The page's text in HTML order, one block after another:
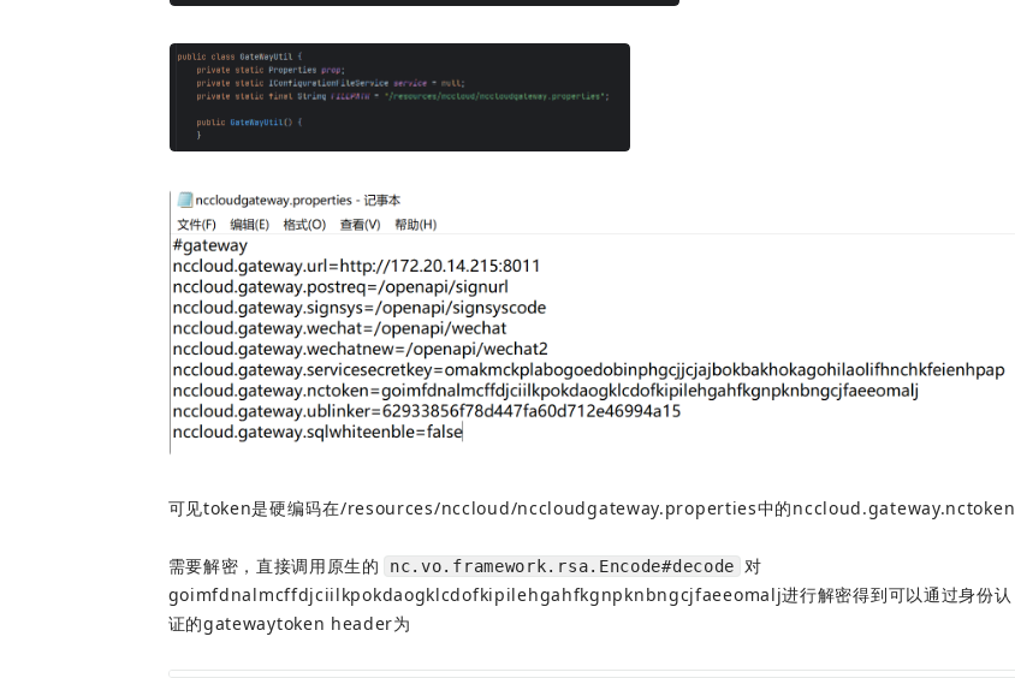
可见token是硬编码在/resources/nccloud/nccloudgateway.properties中的nccloud.gateway.nctoken
需要解密，直接调用原生的 nc.vo.framework.rsa.Encode#decode 对
goimfdnalmcffdjciilkpokdaogklcdofkipilehgahfkgnpknbngcjfaeeomalj进行解密得到可以通过身份认
证的gatewaytoken header为